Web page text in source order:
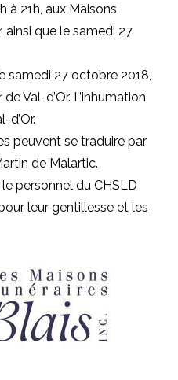
à 21h, aux Maisons
ainsi que le samedi 27
samedi 27 octobre 2018,
Val-d’Or. L’inhumation
d’Or.
peuvent se traduire par
de Malartic.
personnel du CHSLD
leur gentillesse et les